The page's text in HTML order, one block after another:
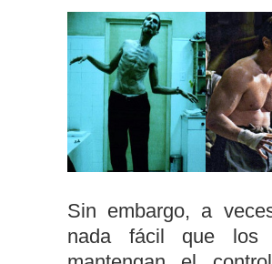
Sin embargo, a
nada fácil que los